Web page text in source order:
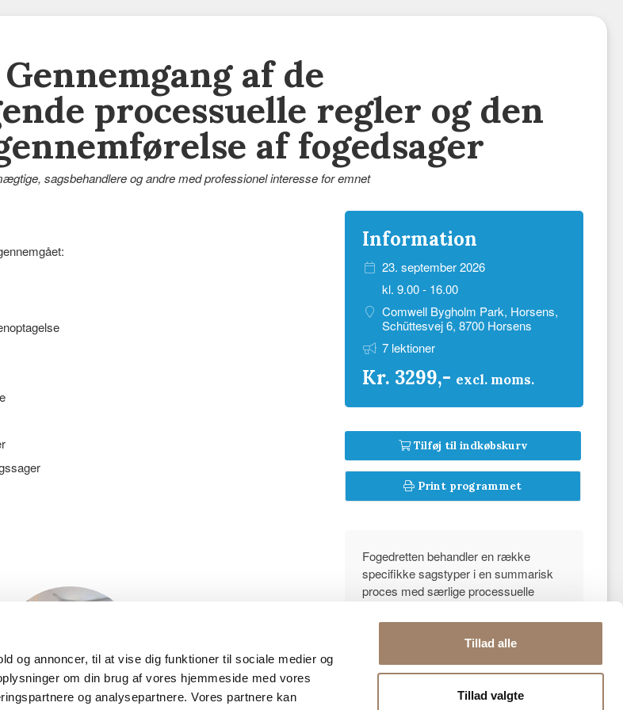
og annoncer, til at vise dig funktioner til sociale medier og
om din brug af vores hjemmeside med vores
og analysepartnere. Vores partnere kan
Tillad alle
Tillad valgte
af de
processuelle regler og den
af fogedsager
sagsbehandlere og andre med professionel interesse for emnet
Information
23. september 2026
kl. 9.00 - 16.00
Comwell Bygholm Park, Horsens,
Schüttesvej 6, 8700 Horsens
7 lektioner
Kr. 3299,- excl. moms.
Tilføj til indkøbskurv
Print programmet
Fogedretten behandler en række
specifikke sagstyper i en summarisk
proces med særlige processuelle
Kurset giver deltagerne en introduktion
og grundlæggende kendskab til
fogedrettens kompetence og de